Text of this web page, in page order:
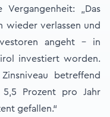
„Das
wieder verlassen und
angeht – in
investiert worden.
betreffend
Prozent pro Jahr
gefallen.“